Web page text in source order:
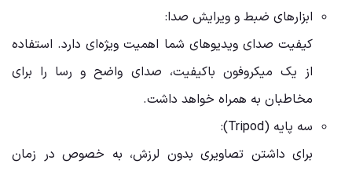
ابزارهای ضبط و ویرایش صدا:
کیفیت صدای ویدیوهای شما اهمیت ویژه‌ای دارد. استفاده
از یک میکروفون باکیفیت، صدای واضح و رسا را برای
مخاطبان به همراه خواهد داشت.
سه پایه (Tripod):
برای داشتن تصاویری بدون لرزش، به خصوص در زمان